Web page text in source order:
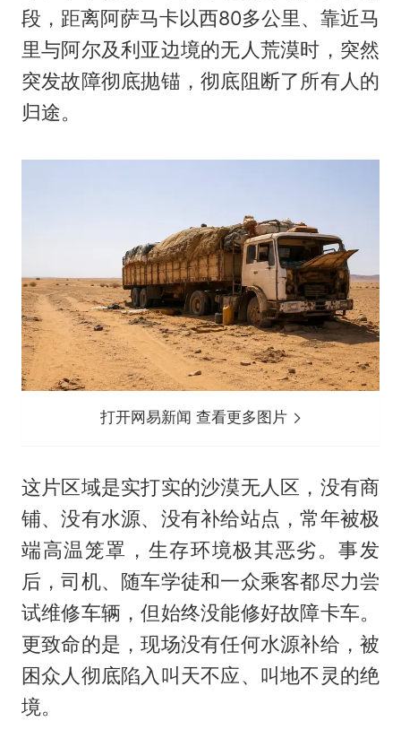
段，距离阿萨马卡以西80多公里、靠近马
里与阿尔及利亚边境的无人荒漠时，突然
突发故障彻底抛锚，彻底阻断了所有人的
归途。
打开网易新闻 查看更多图片
这片区域是实打实的沙漠无人区，没有商
铺、没有水源、没有补给站点，常年被极
端高温笼罩，生存环境极其恶劣。事发
后，司机、随车学徒和一众乘客都尽力尝
试维修车辆，但始终没能修好故障卡车。
更致命的是，现场没有任何水源补给，被
困众人彻底陷入叫天不应、叫地不灵的绝
境。